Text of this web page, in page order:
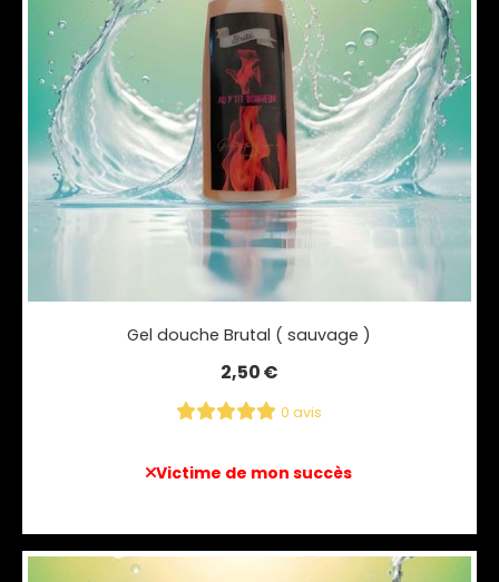
Gel douche Brutal ( sauvage )
2,50€
0 avis
Victime de mon succès